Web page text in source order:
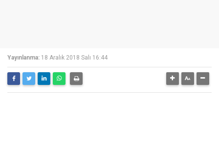
Yayınlanma: 18 Aralık 2018 Salı 16:44